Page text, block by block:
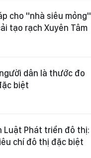
cho "nhà siêu mỏng"
tạo rạch Xuyên Tâm
dân là thước đo
biệt
Luật Phát triển đô thị:
chí đô thị đặc biệt